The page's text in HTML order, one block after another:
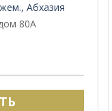
Абхазия
80А